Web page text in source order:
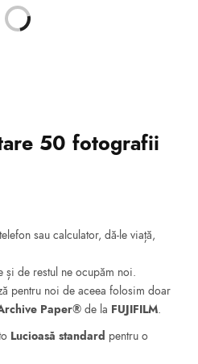
50 fotografii
sau calculator, dă-le viață,
și de restul ne ocupăm noi.
pentru noi de aceea folosim doar
Paper® de la FUJIFILM.
Lucioasă standard pentru o